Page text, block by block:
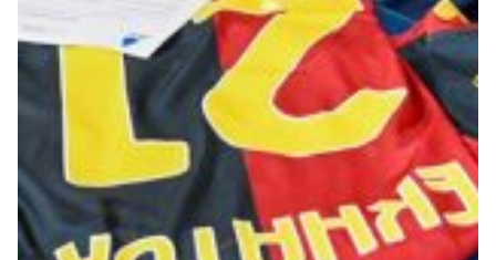
Robe di Kappa x Genoa
Vintage Collection
Red&Blue Voices
Kids